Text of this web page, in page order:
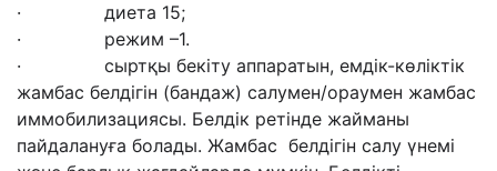
· диета 15;
· режим –1.
· сыртқы бекіту аппаратын, емдік-көліктік
жамбас белдігін (бандаж) салумен/ораумен жамбас
иммобилизациясы. Белдік ретінде жайманы
пайдалануға болады. Жамбас белдігін салу үнемі